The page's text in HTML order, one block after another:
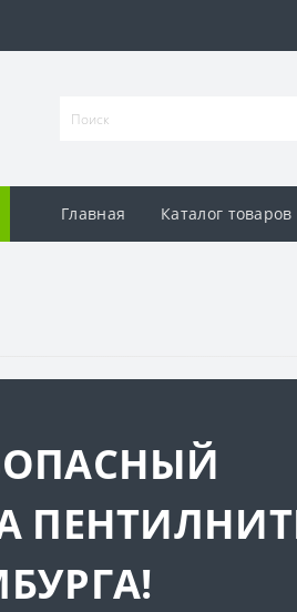
Главная Каталог товаров